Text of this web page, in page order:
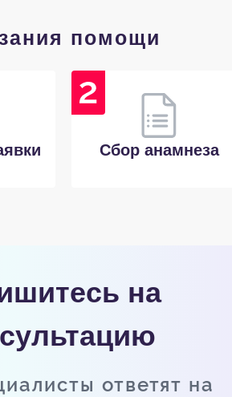
помощи
Сбор анамнеза
на
ответят на